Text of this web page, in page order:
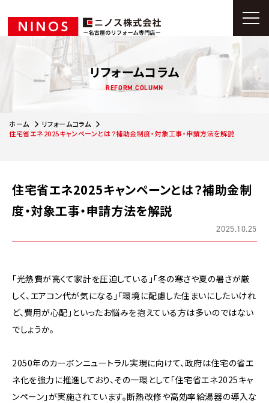
リフォームコラム
REFORM COLUMN
ホーム
リフォームコラム
住宅省エネ2025キャンペーンとは？補助金制度・対象工事・申請方法を解説
住宅省エネ2025キャンペーンとは？補助金制
度・対象工事・申請方法を解説
2025.10.25
「光熱費が高くて家計を圧迫している」「冬の寒さや夏の暑さが厳
しく、エアコン代が気になる」「環境に配慮した住まいにしたいけれ
ど、費用が心配」といったお悩みを抱えている方は多いのではない
でしょうか。
2050年のカーボンニュートラル実現に向けて、政府は住宅の省エ
ネ化を強力に推進しており、その一環として「住宅省エネ2025キャ
ンペーン」が実施されています。断熱改修や高効率給湯器の導入な